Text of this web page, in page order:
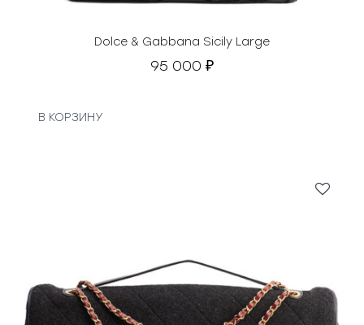
Dolce & Gabbana Sicily Large
95 000 ₽
В КОРЗИНУ